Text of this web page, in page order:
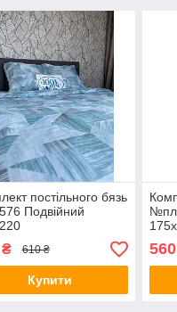
постільного бязь
Подвійний
610 ₴
Купити
560